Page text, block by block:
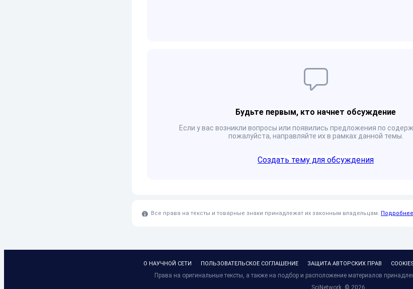
Будьте первым, кто начнет обсуждение
Если у вас возникли вопросы или появились предложения по
пожалуйста, направляйте их в рамках данной темы.
Создать тему для обсуждения
Все права на тексты и товарные знаки принадлежат их законным владельцам.
О НАУЧНОЙ СЕТИ ПОЛЬЗОВАТЕЛЬСКОЕ СОГЛАШЕНИЕ ЗАЩИТА АВТОРСКИХ ПРАВ
Права на оригинальные тексты, а также на подбор и расположение материалов
SciNetwork, © 2026